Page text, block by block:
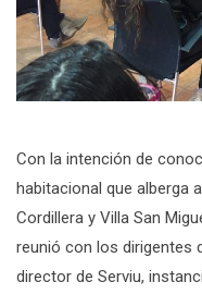
Con la intención de
habitacional que alberga
Cordillera y Villa San
reunió con los dirigentes
director de Serviu,